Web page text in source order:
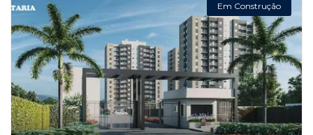
Em Construção